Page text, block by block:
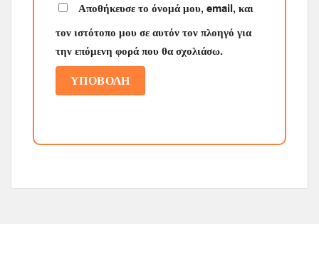
Αποθήκευσε το όνομά μου, email, και
τον ιστότοπο μου σε αυτόν τον πλοηγό για
την επόμενη φορά που θα σχολιάσω.